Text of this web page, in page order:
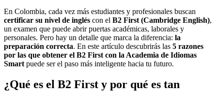
En Colombia, cada vez más estudiantes y profesionales buscan
certificar su nivel de inglés con el B2 First (Cambridge English),
un examen que puede abrir puertas académicas, laborales y
personales. Pero hay un detalle que marca la diferencia: la
preparación correcta. En este artículo descubrirás las 5 razones
por las que obtener el B2 First con la Academia de Idiomas
Smart puede ser el paso más inteligente hacia tu futuro.
¿Qué es el B2 First y por qué es tan